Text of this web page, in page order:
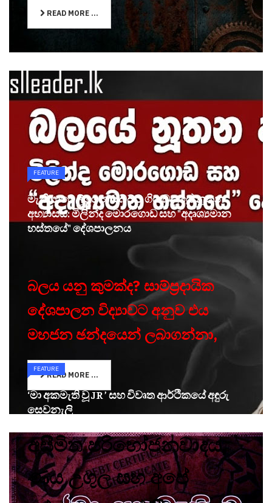
READ MORE ...
FEATURE
මැකියාවෙලිගෙන් ඔබ්බට ගිය බලයේ නූතන
අභ්‍යාසය: මිලින්ද මොරගොඩ සහ "අදෘශ්‍යමාන
හස්තයේ" දේශපාලනය
බලය යනු කුමක්ද? සාම්ප්‍රදායික
දේශපාලන විද්‍යාවට අනුව එය
මහජන ඡන්දයෙන් ලබාගන්නා,
READ MORE ...
FEATURE
‘මා අකමැති වූ JR ’ සහ විවෘත ආර්ථිකයේ අඳුරු
සෙවනැලි
අසීමිත පරිභෝජනවාදය,
ණය උගුල සහ අපේ